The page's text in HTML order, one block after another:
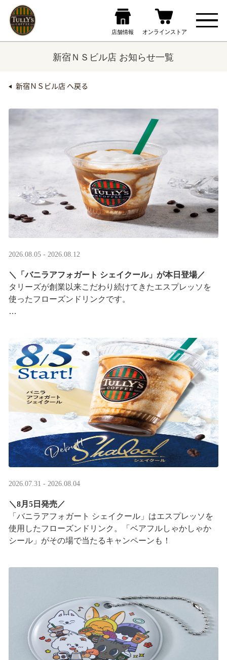
新宿ＮＳビル店 お知らせ一覧
新宿ＮＳビル店 へ戻る
2026.08.05 - 2026.08.12
＼「バニラアフォガート シェイクール」が本日登場／
タリーズが創業以来こだわり続けてきたエスプレッソを
使ったフローズンドリンクです。
2026.07.31 - 2026.08.04
＼8月5日発売／
「バニラアフォガート シェイクール」はエスプレッソを
使用したフローズンドリンク。「ベアフルしゃかしゃか
シール」がその場で当たるキャンペーンも！